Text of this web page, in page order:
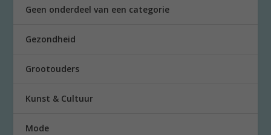
Geen onderdeel van een categorie
Gezondheid
Grootouders
Kunst & Cultuur
Mode